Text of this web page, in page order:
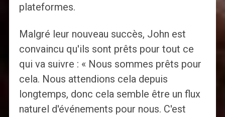
plateformes.
Malgré leur nouveau succès, John est
convaincu qu'ils sont prêts pour tout ce
qui va suivre : « Nous sommes prêts pour
cela. Nous attendions cela depuis
longtemps, donc cela semble être un flux
naturel d'événements pour nous. C'est